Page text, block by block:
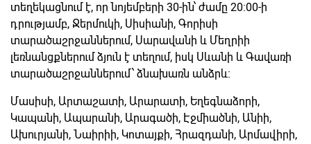
տեղեկացնում է, որ նոյեմբերի 30-ին՝ ժամը 20։00-ի
դրությամբ, Ջերմուկի, Սիսիանի, Գորիսի
տարածաշրջաններում, Սարավանի և Մեղրիի
լեռնանցքներում ձյուն է տեղում, իսկ Սևանի և Գավառի
տարածաշրջաններում՝ ձնախառն անձրև։
Մասիսի, Արտաշատի, Արարատի, Եղեգնաձորի,
Կապանի, Ապարանի, Արագածի, Էջմիածնի, Անիի,
Ախուրյանի, Նաիրիի, Կոտայքի, Հրազդանի, Արմավիրի,